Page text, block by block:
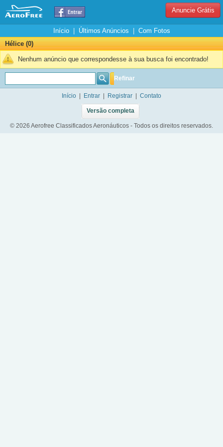
Anuncie Grátis
Início| Últimos Anúncios
Com Fotos
Hélice (0)
Nenhum anúncio que correspondesse à sua busca foi encontrado!
Refinar
Início Entrar Registrar Contato
Versão completa
© 2026 Aerofree Classificados Aeronáuticos - Todos os direitos reservados.